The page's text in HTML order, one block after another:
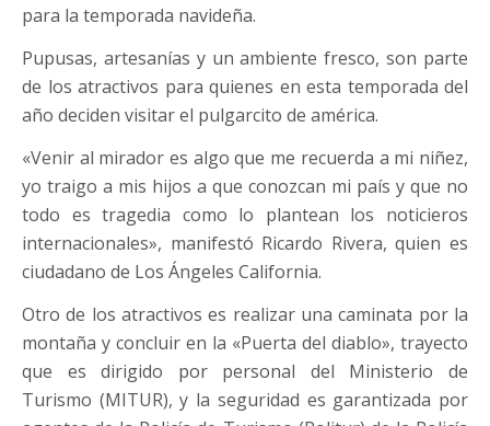
para la temporada navideña.
Pupusas, artesanías y un ambiente fresco, son parte
de los atractivos para quienes en esta temporada del
año deciden visitar el pulgarcito de américa.
«Venir al mirador es algo que me recuerda a mi niñez,
yo traigo a mis hijos a que conozcan mi país y que no
todo es tragedia como lo plantean los noticieros
internacionales», manifestó Ricardo Rivera, quien es
ciudadano de Los Ángeles California.
Otro de los atractivos es realizar una caminata por la
montaña y concluir en la «Puerta del diablo», trayecto
que es dirigido por personal del Ministerio de
Turismo (MITUR), y la seguridad es garantizada por